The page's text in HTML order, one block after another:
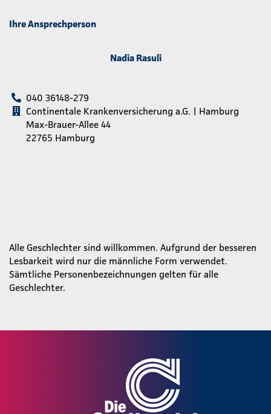
Ihre Ansprechperson
Nadia Rasuli
040 36148-279
Continentale Krankenversicherung a.G. | Hamburg
Max-Brauer-Allee 44
22765 Hamburg
Alle Geschlechter sind willkommen. Aufgrund der besseren
Lesbarkeit wird nur die männliche Form verwendet.
Sämtliche Personenbezeichnungen gelten für alle
Geschlechter.